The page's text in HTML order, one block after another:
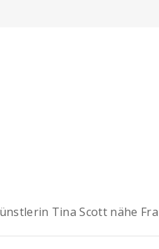
Tina Scott nähe